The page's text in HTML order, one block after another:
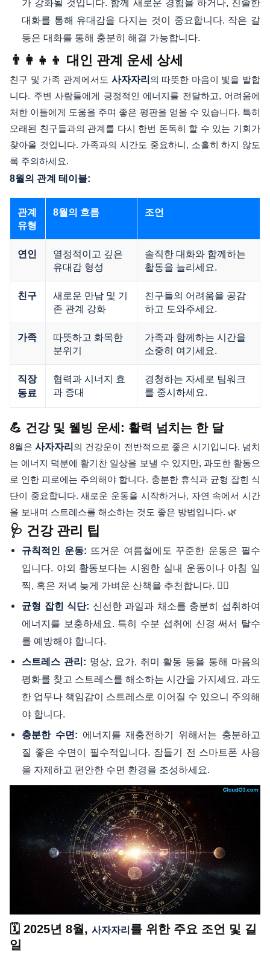
가 강화될 것입니다. 함께 새로운 경험을 하거나, 진솔한
대화를 통해 유대감을 다지는 것이 중요합니다. 작은 갈
등은 대화를 통해 충분히 해결 가능합니다.
👨‍👩‍👧‍👦 대인 관계 운세 상세
친구 및 가족 관계에서도 사자자리 의 따뜻한 마음이 빛을 발합
니다. 주변 사람들에게 긍정적인 에너지를 전달하고, 어려움에
처한 이들에게 도움을 주며 좋은 평판을 얻을 수 있습니다. 특히
오래된 친구들과의 관계를 다시 한번 돈독히 할 수 있는 기회가
찾아올 것입니다. 가족과의 시간도 중요하니, 소홀히 하지 않도
록 주의하세요.
8월의 관계 테이블:
관계
유형
8월의 흐름 조언
연인
열정적이고 깊은
유대감 형성
솔직한 대화와 함께하는
활동을 늘리세요.
친구
새로운 만남 및 기
존 관계 강화
친구들의 어려움을 공감
하고 도와주세요.
가족
따뜻하고 화목한
분위기
가족과 함께하는 시간을
소중히 여기세요.
직장
동료
협력과 시너지 효
과 증대
경청하는 자세로 팀워크
를 중시하세요.
💪 건강 및 웰빙 운세: 활력 넘치는 한 달
8월은사자자리 의 건강운이 전반적으로 좋은 시기입니다. 넘치
는 에너지 덕분에 활기찬 일상을 보낼 수 있지만, 과도한 활동으
로 인한 피로에는 주의해야 합니다. 충분한 휴식과 균형 잡힌 식
단이 중요합니다. 새로운 운동을 시작하거나, 자연 속에서 시간
을 보내며 스트레스를 해소하는 것도 좋은 방법입니다. 🌿
🩺 건강 관리 팁
규칙적인 운동: 뜨거운 여름철에도 꾸준한 운동은 필수
입니다. 야외 활동보다는 시원한 실내 운동이나 아침 일
찍, 혹은 저녁 늦게 가벼운 산책을 추천합니다. 🏃‍♀️
균형 잡힌 식단: 신선한 과일과 채소를 충분히 섭취하여
에너지를 보충하세요. 특히 수분 섭취에 신경 써서 탈수
를 예방해야 합니다.
스트레스 관리: 명상, 요가, 취미 활동 등을 통해 마음의
평화를 찾고 스트레스를 해소하는 시간을 가지세요. 과도
한 업무나 책임감이 스트레스로 이어질 수 있으니 주의해
야 합니다.
충분한 수면: 에너지를 재충전하기 위해서는 충분하고
질 좋은 수면이 필수적입니다. 잠들기 전 스마트폰 사용
을 자제하고 편안한 수면 환경을 조성하세요.
🗓️ 2025년 8월, 사자자리 를 위한 주요 조언 및 길
일